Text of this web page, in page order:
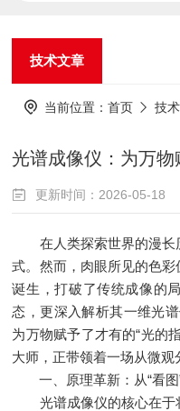
技术文章
当前位置：首页 技
光谱成像仪：为万物
更新时间：2026-05-18
在人类探索世界的漫长
式。然而，肉眼所见的色
诞生，打破了传统成像的
态，更深入解析其一维光谱
为万物赋予了才有的“光的
大师，正带领着一场从微观
一、原理革新：从“看图”
光谱成像仪的核心在于